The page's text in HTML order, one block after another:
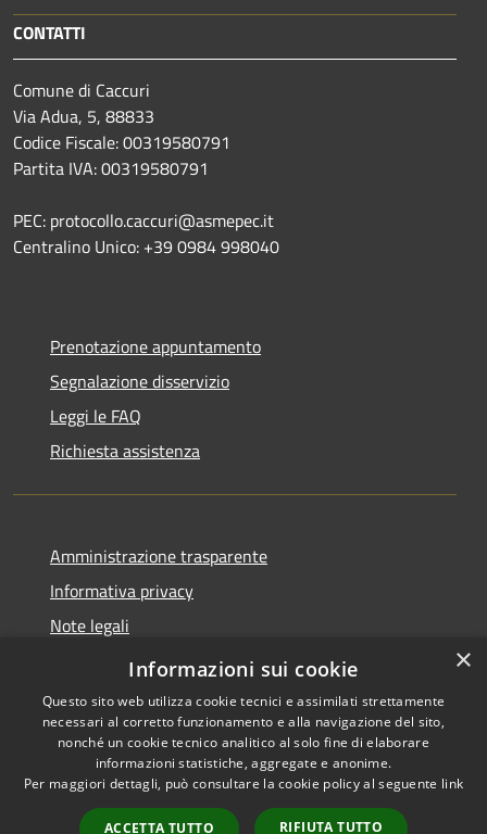
CONTATTI
Comune di Caccuri
Via Adua, 5, 88833
Codice Fiscale: 00319580791
Partita IVA: 00319580791
PEC: protocollo.caccuri@asmepec.it
Centralino Unico: +39 0984 998040
Prenotazione appuntamento
Segnalazione disservizio
Leggi le FAQ
Richiesta assistenza
Amministrazione trasparente
Informativa privacy
Note legali
Dichiarazione di accessibilità
Accessibilità
Copyright © 2026 • Comune di
Caccuri • Powered by
Municipium• Accesso
×
Informazioni sui cookie
Questo sito web utilizza cookie tecnici e assimilati strettamente
necessari al corretto funzionamento e alla navigazione del sito,
nonché un cookie tecnico analitico al solo fine di elaborare
informazioni statistiche, aggregate e anonime.
Per maggiori dettagli, può consultare la cookie policy al seguente link
ACCETTA TUTTO RIFIUTA TUTTO